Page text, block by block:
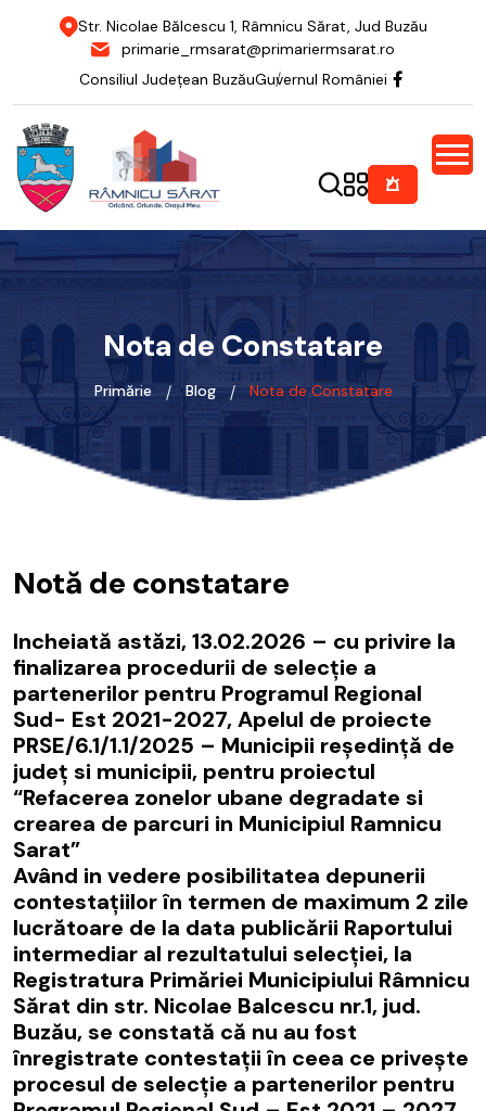
Str. Nicolae Bălcescu 1, Râmnicu Sărat, Jud Buzău
primarie_rmsarat@primariermsarat.ro
Consiliul Județean BuzăuGuvernul României
Nota de Constatare
Primărie Blog Nota de Constatare
Notă de constatare
Incheiată astăzi, 13.02.2026 – cu privire la
finalizarea procedurii de selecţie a
partenerilor pentru Programul Regional
Sud- Est 2021-2027, Apelul de proiecte
PRSE/6.1/1.1/2025 – Municipii reşedinţă de
judeţ si municipii, pentru proiectul
“Refacerea zonelor ubane degradate si
crearea de parcuri in Municipiul Ramnicu
Sarat”
Având in vedere posibilitatea depunerii
contestaţiilor în termen de maximum 2 zile
lucrătoare de la data publicării Raportului
intermediar al rezultatului selecţiei, la
Registratura Primăriei Municipiului Râmnicu
Sărat din str. Nicolae Balcescu nr.1, jud.
Buzău, se constată că nu au fost
înregistrate contestaţii în ceea ce priveşte
procesul de selecţie a partenerilor pentru